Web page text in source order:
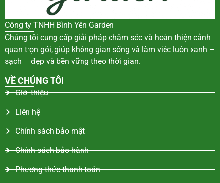
Công ty TNHH Bình Yên Garden
Chúng tôi cung cấp giải pháp chăm sóc và hoàn thiện cảnh
quan trọn gói, giúp không gian sống và làm việc luôn xanh –
sạch – đẹp và bền vững theo thời gian.
VỀ CHÚNG TÔI
Giới thiệu
Liên hệ
Chính sách bảo mật
Chính sách bảo hành
Phương thức thanh toán